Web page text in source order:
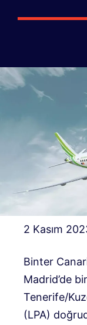
2 Kasım
Binter
Madrid’de
Tenerife/
(LPA)